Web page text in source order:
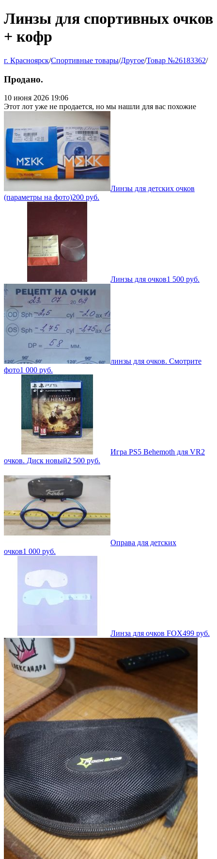
Линзы для спортивных очков
+ кофр
г. Красноярск/Спортивные товары/Другое/Товар №26183362/
Продано.
10 июня 2026 19:06
Этот лот уже не продается, но мы нашли для вас похожие
Линзы для детских очков
(параметры на фото)200 руб.
Линзы для очков1 500 руб.
линзы для очков. Смотрите
фото1 000 руб.
Игра PS5 Behemoth для VR2
очков. Диск новый2 500 руб.
Оправа для детских
очков1 000 руб.
Линза для очков FOX499 руб.